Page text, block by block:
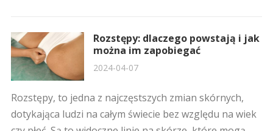
Rozstępy: dlaczego powstają i jak
można im zapobiegać
2024-04-07
Rozstępy, to jedna z najczęstszych zmian skórnych,
dotykająca ludzi na całym świecie bez względu na wiek